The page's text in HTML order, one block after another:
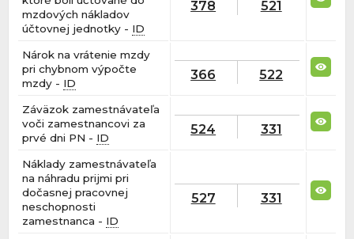
mzdových nákladov
účtovnej jednotky - ID
378 521
Nárok na vrátenie mzdy
pri chybnom výpočte
mzdy - ID
366 522
Záväzok zamestnávateľa
voči zamestnancovi za
prvé dni PN - ID
524 331
Náklady zamestnávateľa
na náhradu prijmi pri
dočasnej pracovnej
neschopnosti
zamestnanca - ID
527 331